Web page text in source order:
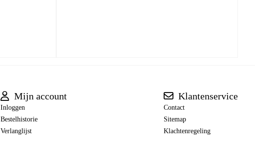
Mijn account
Inloggen
Bestelhistorie
Verlanglijst
Klantenservice
Contact
Sitemap
Klachtenregeling